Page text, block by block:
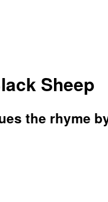
Sheep
the rhyme